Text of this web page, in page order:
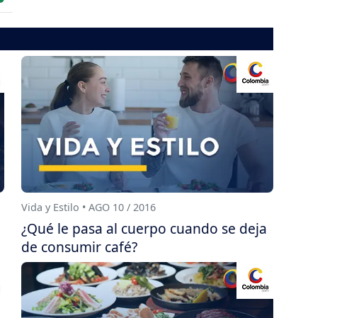
Vida y Estilo • AGO 10 / 2016
¿Qué le pasa al cuerpo cuando se deja
de consumir café?